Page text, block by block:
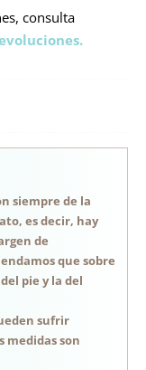
consulta
siempre de la
es decir, hay
de
que sobre
pie y la del
sufrir
medidas son